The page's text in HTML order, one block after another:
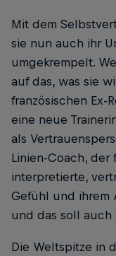
Mit dem
sie nun auch ihr
umgekrempelt.
auf das, was sie
französischen Ex-
eine neue
als
Linien-Coach, der
interpretierte,
Gefühl und ihrem
und das soll auch
Die Weltspitze in